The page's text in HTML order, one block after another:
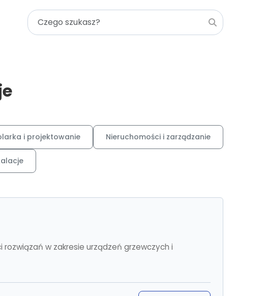
i projektowanie Nieruchomości i zarządzanie
w zakresie urządzeń grzewczych i